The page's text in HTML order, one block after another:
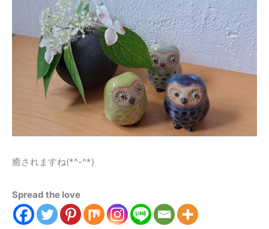
癒されますね(*^-^*)
Spread the love